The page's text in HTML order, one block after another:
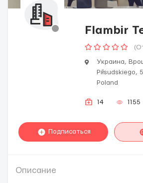
Flambir
Украина,
Piłsudskiego,
Poland
14 1155
Подписаться
Описание